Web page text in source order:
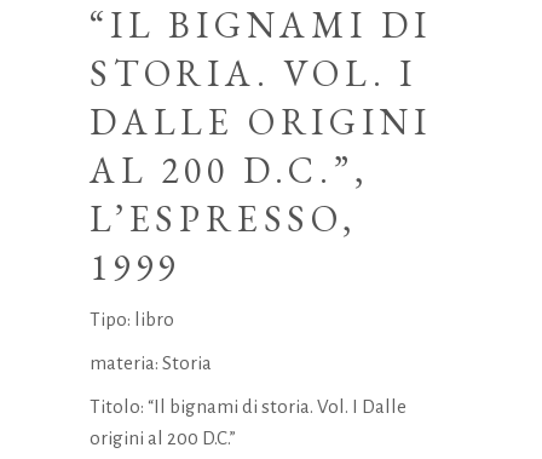
“IL BIGNAMI DI
STORIA. VOL. I
DALLE ORIGINI
AL 200 D.C.”,
L’ESPRESSO,
1999
Tipo: libro
materia: Storia
Titolo: “Il bignami di storia. Vol. I Dalle
origini al 200 D.C.”